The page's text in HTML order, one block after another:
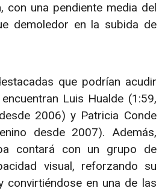
con una pendiente media del
demoledor en la subida de
que podrían acudir
Luis Hualde (1:59,
2006) y Patricia Conde
desde 2007). Además,
contará con un grupo de
visual, reforzando su
convirtiéndose en una de las